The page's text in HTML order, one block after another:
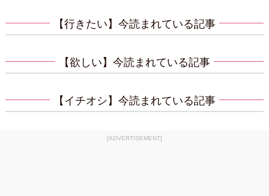
【行きたい】今読まれている記事
【欲しい】今読まれている記事
【イチオシ】今読まれている記事
[ADVERTISEMENT]